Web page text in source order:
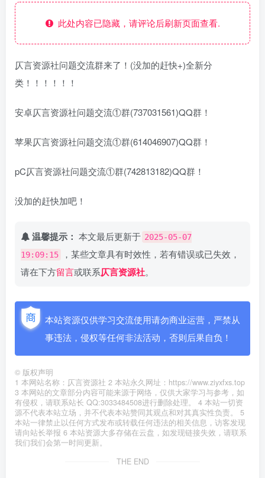
此处内容已隐藏，请评论后刷新页面查看.
仄言资源社问题交流群来了！(没加的赶快+)全新分
类！！！！！！
安卓仄言资源社问题交流①群(737031561)QQ群！
苹果仄言资源社问题交流①群(614046907)QQ群！
pC仄言资源社问题交流①群(742813182)QQ群！
没加的赶快加吧！
温馨提示： 本文最后更新于 2025-05-07
19:09:15
，某些文章具有时效性，若有错误或已失效，
请在下方留言或联系仄言资源社。
本站资源仅供学习交流使用请勿商业运营，严禁从
事违法，侵权等任何非法活动，否则后果自负！
© 版权声明
1 本网站名称：仄言资源社 2 本站永久网址：https://www.ziyxfxs.top
3 本网站的文章部分内容可能来源于网络，仅供大家学习与参考，如
有侵权，请联系站长 QQ:3033484508进行删除处理。 4 本站一切资
源不代表本站立场，并不代表本站赞同其观点和对其真实性负责。 5
本站一律禁止以任何方式发布或转载任何违法的相关信息，访客发现
请向站长举报 6 本站资源大多存储在云盘，如发现链接失效，请联系
我们我们会第一时间更新。
THE END